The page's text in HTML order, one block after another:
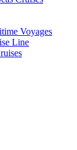
Voyages
Line